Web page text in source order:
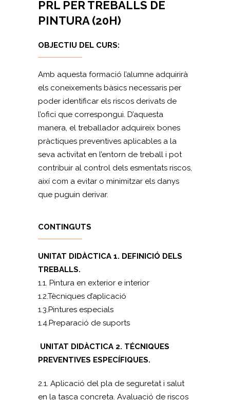
PRL PER TREBALLS DE
PINTURA (20H)
OBJECTIU DEL CURS:
Amb aquesta formació l’alumne adquirirà
els coneixements bàsics necessaris per
poder identificar els riscos derivats de
l’ofici que correspongui. D’aquesta
manera, el treballador adquireix bones
pràctiques preventives aplicables a la
seva activitat en l’entorn de treball i pot
contribuir al control dels esmentats riscos,
així com a evitar o minimitzar els danys
que puguin derivar.
CONTINGUTS
UNITAT DIDÀCTICA 1. DEFINICIÓ DELS
TREBALLS.
1.1. Pintura en exterior e interior
1.2.Tècniques d’aplicació
1.3.Pintures especials
1.4.Preparació de suports
UNITAT DIDÀCTICA 2. TÉCNIQUES
PREVENTIVES ESPECÍFIQUES.
2.1. Aplicació del pla de seguretat i salut
en la tasca concreta. Avaluació de riscos